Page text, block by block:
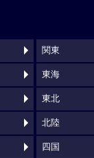
関東
東海
東北
北陸
四国